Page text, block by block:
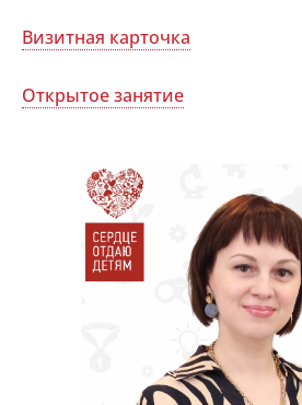
Визитная карточка
Открытое занятие